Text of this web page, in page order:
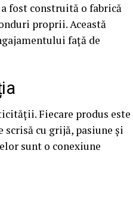
fost construită o fabrică
proprii. Această
față de
Fiecare produs este
scrisă cu grijă, pasiune și
sunt o conexiune